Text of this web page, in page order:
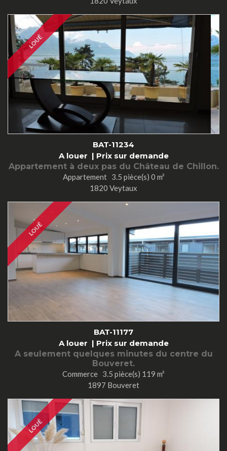
LOUÉ
BAT-11234
A louer | Prix sur demande
Appartement à deux pas du Château de Chillon.
Appartement 3.5 pièce(s) 0 m²
1820 Veytaux
LOUÉ
BAT-11177
A louer | Prix sur demande
A seulement quelques minutes du centre du
Bouveret.
Commerce 3.5 pièce(s) 119 m²
1897 Bouveret
LOUÉ